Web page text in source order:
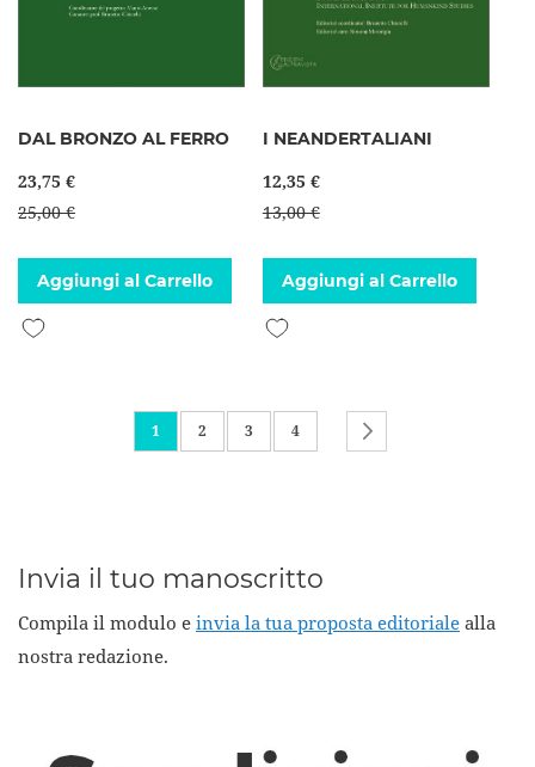
DAL BRONZO AL FERRO
23,75 €
25,00 €
Aggiungi al Carrello
Aggiungi alla lista desideri
I NEANDERTALIANI
12,35 €
13,00 €
Aggiungi al Carrello
Aggiungi alla lista desideri
Pagina
Attualmente stai leggendo la pagina
1 Pagina
2 Pagina
3 Pagina
4
Invia il tuo manoscritto
Compila il modulo e invia la tua proposta editoriale alla
nostra redazione.